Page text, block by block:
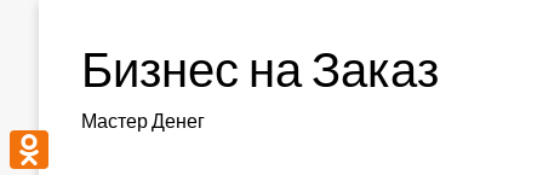
содержимомуБизнес на Заказ
Мастер Денег